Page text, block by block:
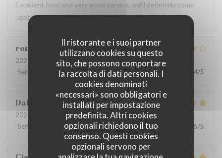
Il ristorante e i suoi partner
utilizzano cookies su questo
sito, che possono comportare
la raccolta di dati personali. I
cookies denominati
«necessari» sono obbligatori e
installati per impostazione
predefinita. Altri cookies
opzionali richiedono il tuo
consenso. Questi cookies
opzionali servono per
Excellent food and very good service, we'll definitely come
again.
romain
2022-06-22
- 13:00 - Ospiti 4
Servizio
Atmosfera:5 /5 Cucina: 4/5 Qualità / Prezzo 4/5
Dalesme
2022-06-21
- 19:00 - Ospiti 6
Servizio
Atmosfera: 5 /5 Cucina:5/5 Qualità / Prezzo 5/5